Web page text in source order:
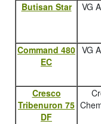
Butisan Star
VG
Command 480
EC
VG
Cresco
Tribenuron 75
DF